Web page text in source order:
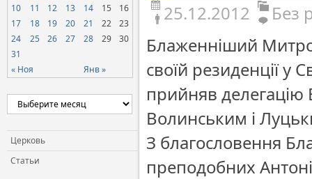
« Ноя Янв »
10
11 12 13 14 15
16
17
18 19 20 21 22
23
24
25 26 27 28 29
30
31
Церковь
Статьи
25.12.2012
Без
Блаженніший
своїй резиденції у
прийняв делегацію
Волинським і
З благословення
преподобних